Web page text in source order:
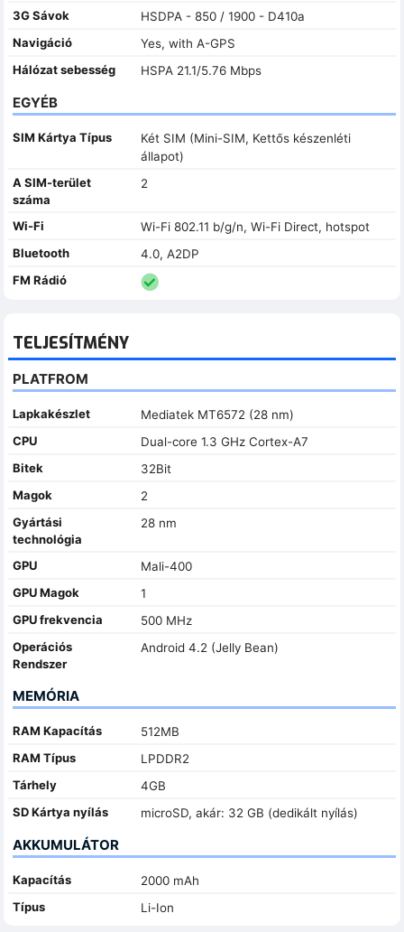
3G Sávok
HSDPA - 850 / 1900 - D410a
Navigáció
Yes, with A-GPS
Hálózat sebesség
HSPA 21.1/5.76 Mbps
EGYÉB
SIM Kártya Típus
Két SIM (Mini-SIM, Kettős készenléti
állapot)
A SIM-terület
száma
2
Wi-Fi
Wi-Fi 802.11 b/g/n, Wi-Fi Direct, hotspot
Bluetooth
4.0, A2DP
FM Rádió
TELJESÍTMÉNY
PLATFROM
Lapkakészlet
Mediatek MT6572 (28 nm)
CPU
Dual-core 1.3 GHz Cortex-A7
Bitek
32Bit
Magok
2
Gyártási
technológia
28 nm
GPU
Mali-400
GPU Magok
1
GPU frekvencia
500 MHz
Operációs
Rendszer
Android 4.2 (Jelly Bean)
MEMÓRIA
RAM Kapacítás
512MB
RAM Típus
LPDDR2
Tárhely
4GB
SD Kártya nyílás
microSD, akár: 32 GB (dedikált nyílás)
AKKUMULÁTOR
Kapacítás
2000 mAh
Típus
Li-Ion